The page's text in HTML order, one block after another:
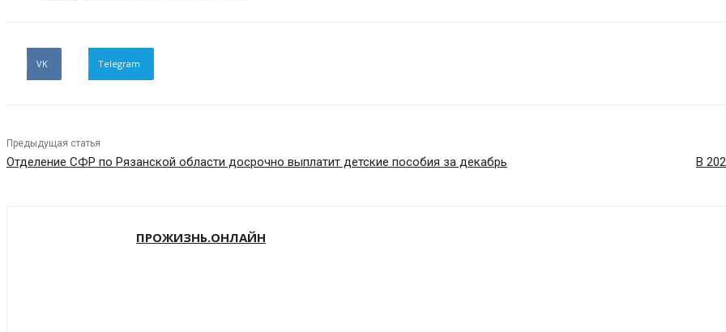
VK Telegram
Предыдущая статья
Отделение СФР по Рязанской области досрочно выплатит детские пособия за декабрь В
ПРОЖИЗНЬ.ОНЛАЙН